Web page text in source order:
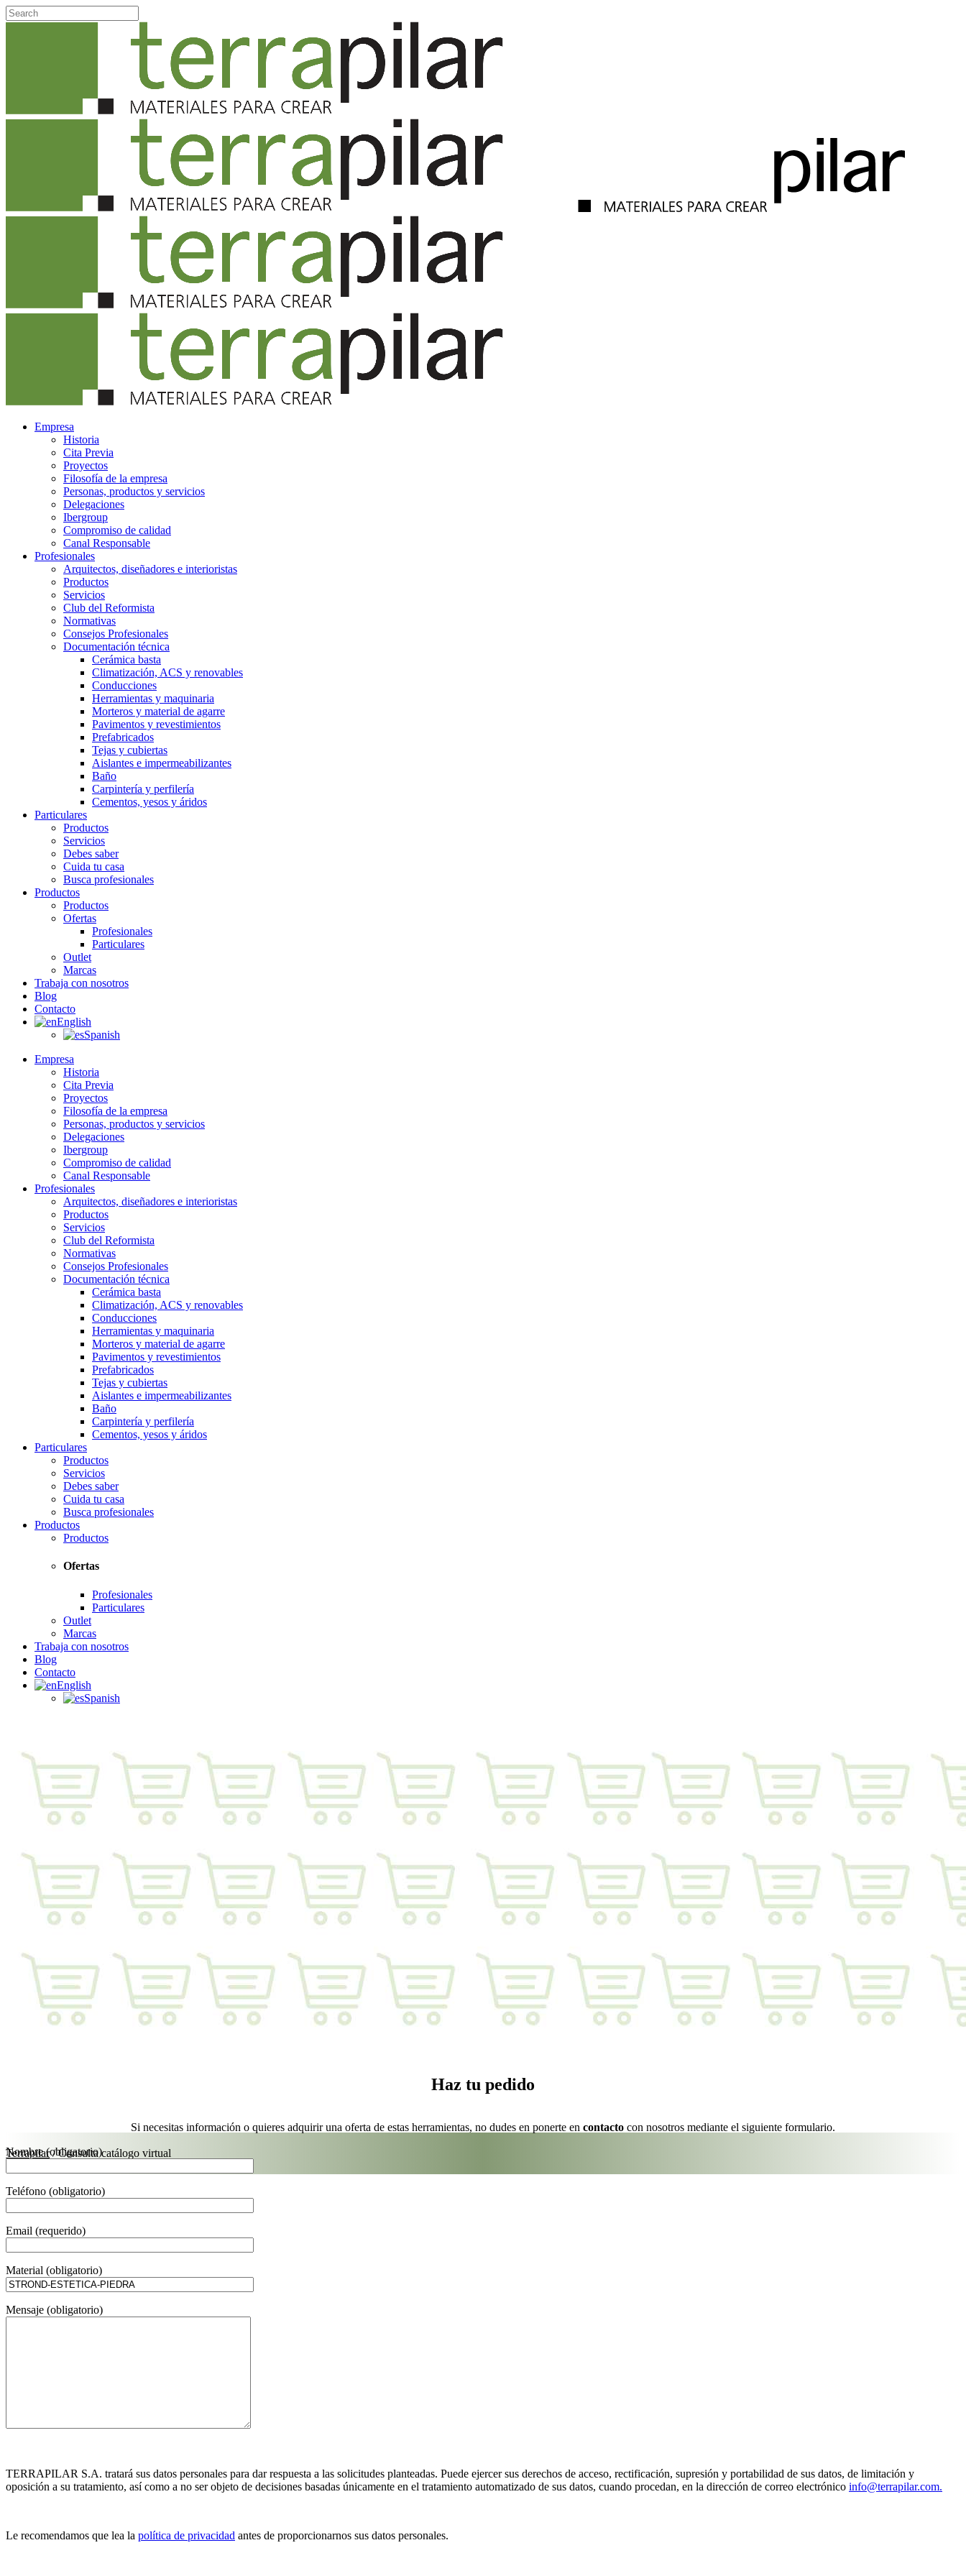
Empresa
Historia
Cita Previa
Proyectos
Filosofía de la empresa
Personas, productos y servicios
Delegaciones
Ibergroup
Compromiso de calidad
Canal Responsable
Profesionales
Arquitectos, diseñadores e interioristas
Productos
Servicios
Club del Reformista
Normativas
Consejos Profesionales
Documentación técnica
Cerámica basta
Climatización, ACS y renovables
Conducciones
Herramientas y maquinaria
Morteros y material de agarre
Pavimentos y revestimientos
Prefabricados
Tejas y cubiertas
Aislantes e impermeabilizantes
Baño
Carpintería y perfilería
Cementos, yesos y áridos
Particulares
Productos
Servicios
Debes saber
Cuida tu casa
Busca profesionales
Productos
Productos
Ofertas
Profesionales
Particulares
Outlet
Marcas
Trabaja con nosotros
Blog
Contacto
English
Spanish
Empresa
Historia
Cita Previa
Proyectos
Filosofía de la empresa
Personas, productos y servicios
Delegaciones
Ibergroup
Compromiso de calidad
Canal Responsable
Profesionales
Arquitectos, diseñadores e interioristas
Productos
Servicios
Club del Reformista
Normativas
Consejos Profesionales
Documentación técnica
Cerámica basta
Climatización, ACS y renovables
Conducciones
Herramientas y maquinaria
Morteros y material de agarre
Pavimentos y revestimientos
Prefabricados
Tejas y cubiertas
Aislantes e impermeabilizantes
Baño
Carpintería y perfilería
Cementos, yesos y áridos
Particulares
Productos
Servicios
Debes saber
Cuida tu casa
Busca profesionales
Productos
Productos
Ofertas
Profesionales
Particulares
Outlet
Marcas
Trabaja con nosotros
Blog
Contacto
English
Spanish
Terrapilar/Consulta catálogo virtual
Haz tu pedido
Si necesitas información o quieres adquirir una oferta de estas herramientas, no dudes en ponerte en contacto con nosotros mediante el siguiente formulario.
Nombre (obligatorio)
Teléfono (obligatorio)
Email (requerido)
Material (obligatorio)
Mensaje (obligatorio)
TERRAPILAR S.A. tratará sus datos personales para dar respuesta a las solicitudes planteadas. Puede ejercer sus derechos de acceso, rectificación, supresión y portabilidad de sus datos, de limitación y
oposición a su tratamiento, así como a no ser objeto de decisiones basadas únicamente en el tratamiento automatizado de sus datos, cuando procedan, en la dirección de correo electrónico info@terrapilar.com.
Le recomendamos que lea la política de privacidad antes de proporcionarnos sus datos personales.